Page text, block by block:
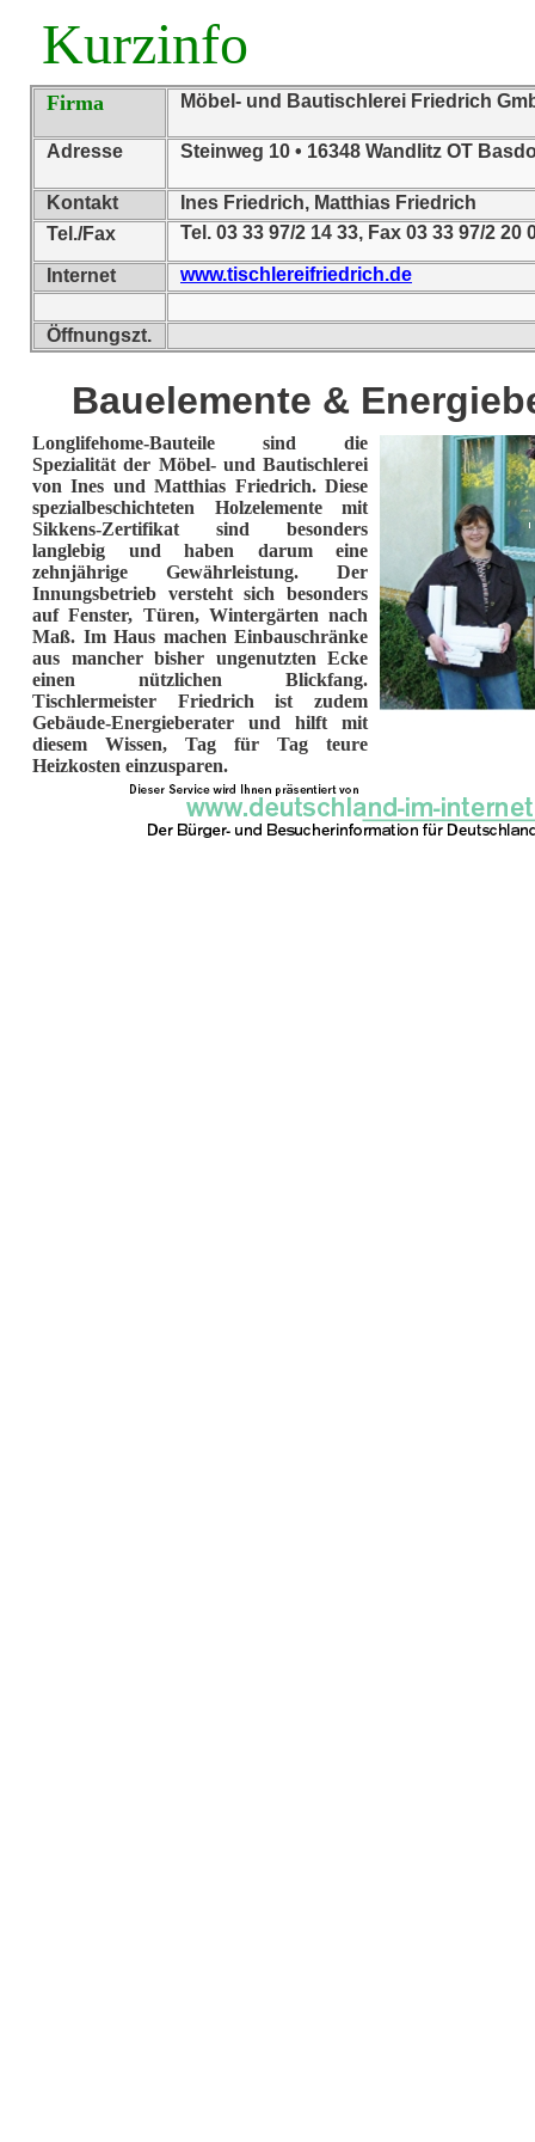
Kurzinfo
Firma Möbel- und Bautischlerei Friedrich
Adresse Steinweg 10 • 16348 Wandlitz OT
Kontakt
Ines Friedrich, Matthias Friedrich
Tel./Fax
Tel. 03 33 97/2 14 33, Fax 03 33 97/2 20
Internet www.tischlereifriedrich.de
Öffnungszt.
Bauelemente &
Longlifehome-Bauteile sind die
Spezialität der Möbel- und Bautischlerei
von Ines und Matthias Friedrich. Diese
spezialbeschichteten Holzelemente mit
Sikkens-Zertifikat sind besonders
langlebig und haben darum eine
zehnjährige Gewährleistung. Der
Innungsbetrieb versteht sich besonders
auf Fenster, Türen, Wintergärten nach
Maß. Im Haus machen Einbauschränke
aus mancher bisher ungenutzten Ecke
einen nützlichen Blickfang.
Tischlermeister Friedrich ist zudem
Gebäude-Energieberater und hilft mit
diesem Wissen, Tag für Tag teure
Heizkosten einzusparen.